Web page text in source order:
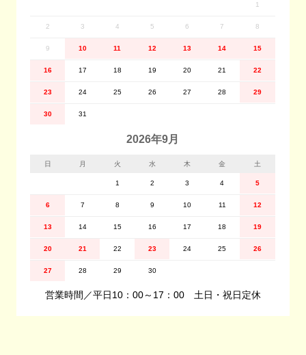
1
2 3 4 5 6 7 8
9 10 11 12 13 14 15
16 17 18 19 20 21 22
23 24 25 26 27 28 29
30 31
2026年9月
日 月 火 水 木 金 土
1 2 3 4 5
6 7 8 9 10 11 12
13 14 15 16 17 18 19
20 21 22 23 24 25 26
27 28 29 30
営業時間／平日10：00～17：00 土日・祝日定休